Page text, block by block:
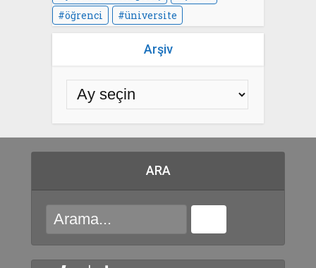
öğrenci
üniversite
Arşiv
ARA